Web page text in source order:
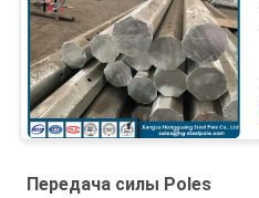
Передача силы Poles